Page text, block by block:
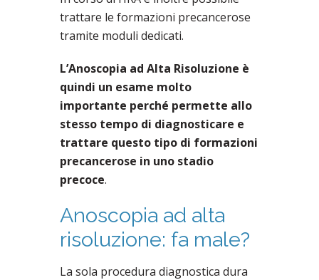
trattare le formazioni precancerose
tramite moduli dedicati.
L’Anoscopia ad Alta Risoluzione è
quindi un esame molto
importante perché permette allo
stesso tempo di diagnosticare e
trattare questo tipo di formazioni
precancerose in uno stadio
precoce.
Anoscopia ad alta
risoluzione: fa male?
La sola procedura diagnostica dura